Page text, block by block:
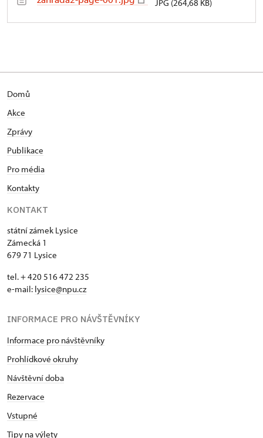
JPG (264,68 KB)
Domů
Akce
Zprávy
Publikace
Pro média
Kontakty
KONTAKT
státní zámek Lysice
Zámecká 1
679 71 Lysice
tel. + 420 516 472 235
e-mail: ​lysice@npu.cz
INFORMACE PRO NÁVŠTĚVNÍKY
Informace pro návštěvníky
Prohlídkové okruhy
Návštěvní doba
Rezervace
Vstupné
Tipy na výlety